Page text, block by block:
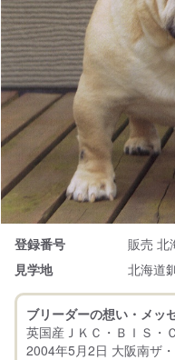
登録番号
販売 北
見学地
北海道
ブリーダーの想い・メッ
英国産ＪＫＣ・ＢＩＳ・
2004年5月2日 大阪南ザ